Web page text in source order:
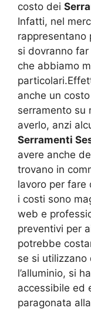
costo dei
Infatti, nel
rappresentano
si dovranno
che abbiamo
anche un
serramento su
averlo, anzi
Serramenti
avere anche
trovano in
lavoro per fare
i costi sono
web e
preventivi per
potrebbe
se si utilizzano
l’alluminio, si
accessibile ed
paragonata